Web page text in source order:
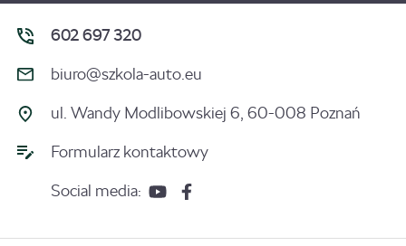
602 697 320
biuro@szkola-auto.eu
ul. Wandy Modlibowskiej 6, 60-008 Poznań
Formularz kontaktowy
Social media: